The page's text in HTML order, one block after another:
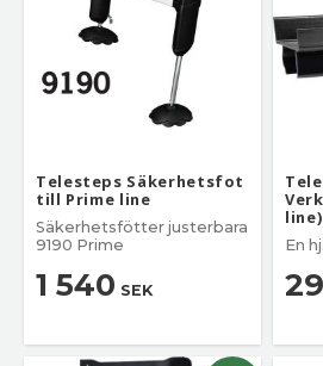
Telesteps Säkerhetsfot
till Prime line
Säkerhetsfötter justerbara
9190 Prime
1 540 SEK
line)
En